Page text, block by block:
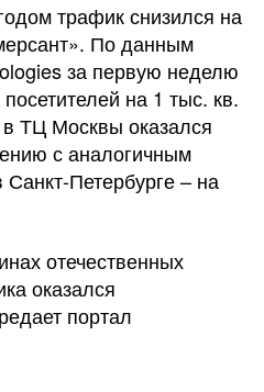
трафик снизился на
По данным
за первую неделю
на 1 тыс. кв.
ТЦ Москвы оказался
с аналогичным
Петербурге – на
отечественных
оказался
портал